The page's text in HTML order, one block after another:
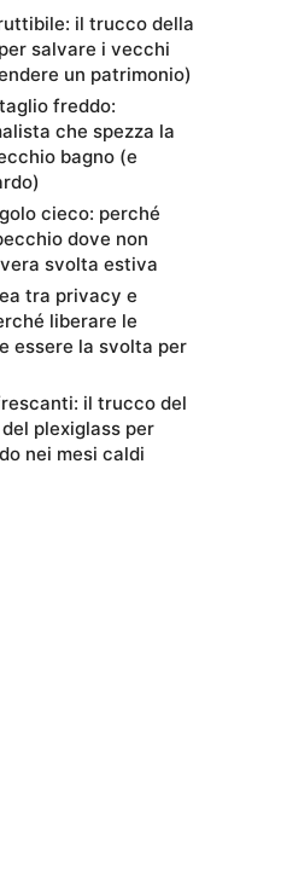
il trucco della
salvare i vecchi
un patrimonio)
freddo:
che spezza la
bagno (e
cieco: perché
dove non
svolta estiva
tra privacy e
liberare le
essere la svolta per
il trucco del
plexiglass per
nei mesi caldi